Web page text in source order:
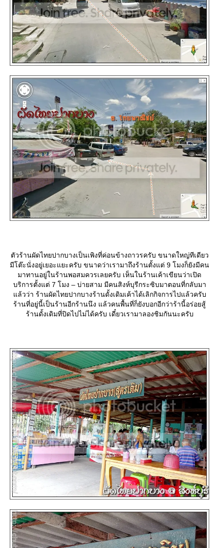
ตัวร้านผัดไทยปากบางเป็นเพิงที่ค่อนข้างถาวรครับ ขนาดใหญ่ทีเดียว
มีโต๊ะนั่งอยู่เยอะแยะครับ ขนาดว่าเรามาถึงร้านตั้งแต่ 9 โมงก็ยังมีคน
มาทานอยู่ในร้านพอสมควรเลยครับ เห็นในร้านเค้าเขียนว่าเปิด
บริการตั้งแต่ 7 โมง – บ่ายสาม มีคนสิงห์บุรีกระซิบมาตอนที่กลับมา
ล้วว่า ร้านผัดไทยปากบางร้านดั้งเดิมเค้าได้เลิกกิจการไปแล้วครับ
ร้านที่อยู่นี้เป็นร้านอีกร้านนึง แล้วคนพื้นที่ก็ยังบอกอีกว่าร้านี้อร่อยสู้
ร้านดั้งเดิมที่ปิดไปไม่ได้ครับ เดี๋ยวเรามาลองชิมกันนะครับ